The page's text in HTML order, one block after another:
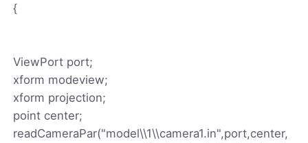
{
ViewPort port;
xform modeview;
xform projection;
point center;
readCameraPar("model\\1\\camera1.in",port,center,